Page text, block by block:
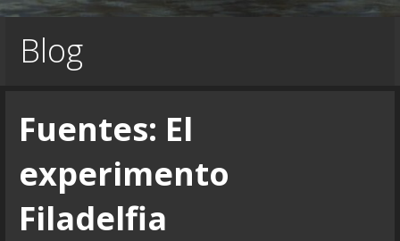
Blog
Fuentes: El
experimento
Filadelfia